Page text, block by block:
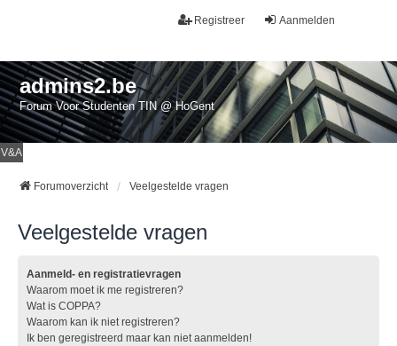
Aanmelden
Registreer
admins2.be
Forum Voor Studenten TIN @ HoGent
V&A
Forumoverzicht Veelgestelde vragen
Veelgestelde vragen
Aanmeld- en registratievragen
Waarom moet ik me registreren?
Wat is COPPA?
Waarom kan ik niet registreren?
Ik ben geregistreerd maar kan niet aanmelden!